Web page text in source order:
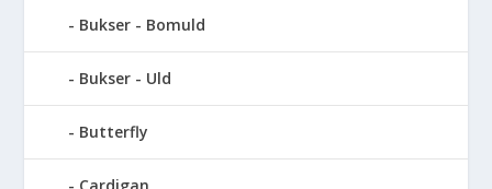
Bukser - Bomuld
Bukser - Uld
Butterfly
Cardigan